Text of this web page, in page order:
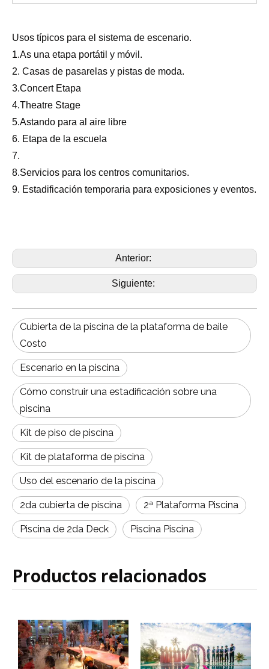
Usos típicos para el sistema de escenario.
1.As una etapa portátil y móvil.
2. Casas de pasarelas y pistas de moda.
3.Concert Etapa
4.Theatre Stage
5.Astando para al aire libre
6. Etapa de la escuela
7.
8.Servicios para los centros comunitarios.
9. Estadificación temporaria para exposiciones y eventos.
Anterior:
Siguiente:
Cubierta de la piscina de la plataforma de baile
Costo
Escenario en la piscina
Cómo construir una estadificación sobre una
piscina
Kit de piso de piscina
Kit de plataforma de piscina
Uso del escenario de la piscina
2da cubierta de piscina 2ª Plataforma Piscina
Piscina de 2da Deck Piscina Piscina
Productos relacionados